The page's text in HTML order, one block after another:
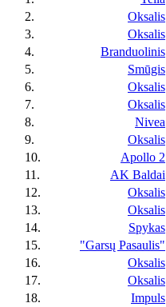
2.
Oksalis
3.
Oksalis
4.
Branduolinis
5.
Smūgis
6.
Oksalis
7.
Oksalis
8.
Nivea
9.
Oksalis
10.
Apollo 2
11.
AK Baldai
12.
Oksalis
13.
Oksalis
14.
Spykas
15.
"Garsų Pasaulis"
16.
Oksalis
17.
Oksalis
18.
Impuls